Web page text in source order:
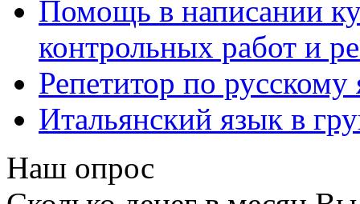
Помощь в написании
контрольных работ и
Репетитор по русскому
Итальянский язык в
Наш опрос